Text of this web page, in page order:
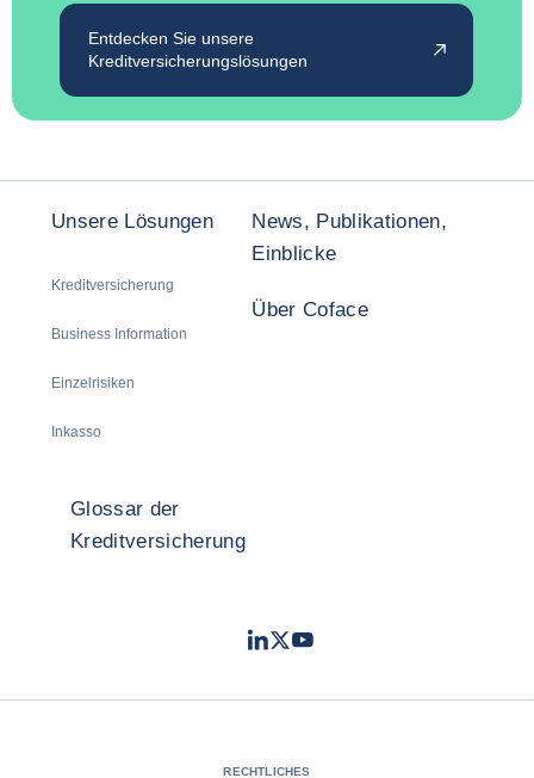
Entdecken Sie unsere
Kreditversicherungslösungen
Unsere Lösungen
Kreditversicherung
Business Information
Einzelrisiken
Inkasso
News, Publikationen,
Einblicke
Über Coface
Glossar der
Kreditversicherung
LinkedIn
TwitterYoutube
RECHTLICHES